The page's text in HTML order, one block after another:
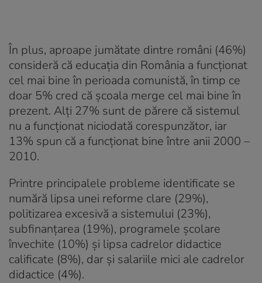
În plus, aproape jumătate dintre români (46%)
consideră că educația din România a funcționat
cel mai bine în perioada comunistă, în timp ce
doar 5% cred că școala merge cel mai bine în
prezent. Alți 27% sunt de părere că sistemul
nu a funcționat niciodată corespunzător, iar
13% spun că a funcționat bine între anii 2000 –
2010.
Printre principalele probleme identificate se
numără lipsa unei reforme clare (29%),
politizarea excesivă a sistemului (23%),
subfinanțarea (19%), programele școlare
învechite (10%) și lipsa cadrelor didactice
calificate (8%), dar și salariile mici ale cadrelor
didactice (4%).